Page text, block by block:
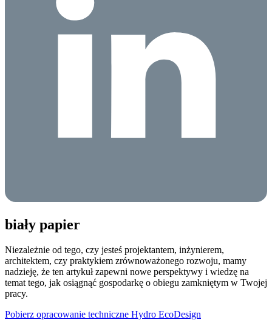
biały papier
Niezależnie od tego, czy jesteś projektantem, inżynierem,
architektem, czy praktykiem zrównoważonego rozwoju, mamy
nadzieję, że ten artykuł zapewni nowe perspektywy i wiedzę na
temat tego, jak osiągnąć gospodarkę o obiegu zamkniętym w Twojej
pracy.
Pobierz opracowanie techniczne Hydro EcoDesign